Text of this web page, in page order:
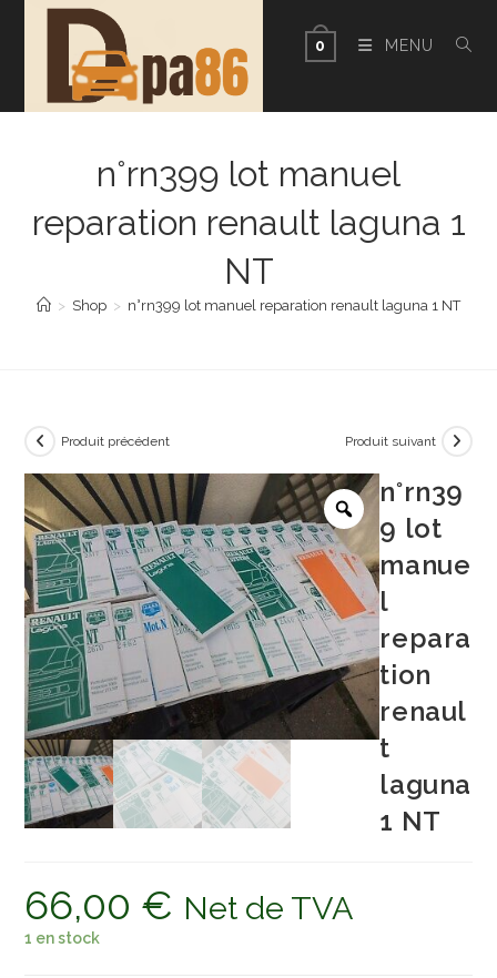
0 MENU
n°rn399 lot manuel
reparation renault laguna 1
NT
> Shop > n°rn399 lot manuel reparation renault laguna 1 NT
Produit précédent Produit suivant
n°rn39
9 lot
manue
l
repara
tion
renaul
t
laguna
1 NT
66,00 € Net de TVA
1 en stock